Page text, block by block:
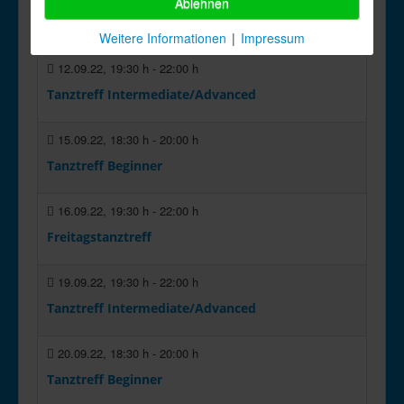
Freitagstanztreff
12.09.22, 19:30 h - 22:00 h
Tanztreff Intermediate/Advanced
15.09.22, 18:30 h - 20:00 h
Tanztreff Beginner
16.09.22, 19:30 h - 22:00 h
Freitagstanztreff
19.09.22, 19:30 h - 22:00 h
Tanztreff Intermediate/Advanced
20.09.22, 18:30 h - 20:00 h
Tanztreff Beginner
Weitere Informationen | Impressum